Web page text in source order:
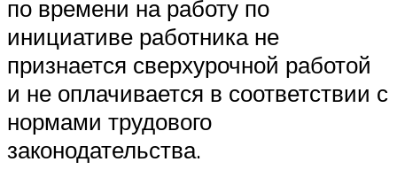
по времени на работу по
инициативе работника не
признается сверхурочной работой
и не оплачивается в соответствии с
нормами трудового
законодательства.